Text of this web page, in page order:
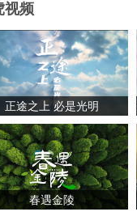
视频
正途之上 必是光明
春遇金陵